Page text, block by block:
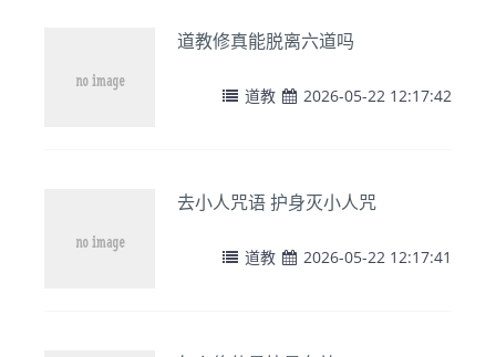
道教修真能脱离六道吗
道教 2026-05-22 12:17:42
去小人咒语 护身灭小人咒
道教 2026-05-22 12:17:41